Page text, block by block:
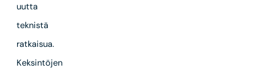
uutta
teknistä
ratkaisua.
Keksintöjen